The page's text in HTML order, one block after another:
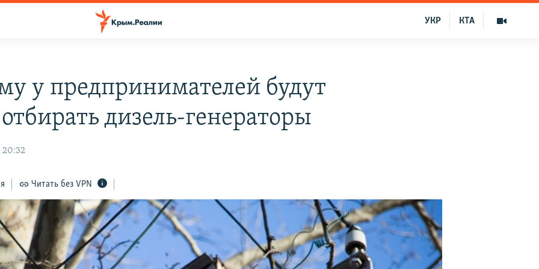
КТА
УКР
у предпринимателей будут
дизель-генераторы
20:32
Читать без VPN